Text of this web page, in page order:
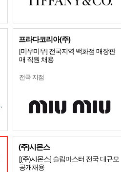
프라다코리아(주)
[미우미우] 전국지역 백화점 매장판
매 직원 채용
전국 지점
(주)시몬스
[(주)시몬스] 슬립마스터 전국 대규모
공개채용